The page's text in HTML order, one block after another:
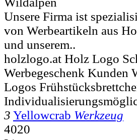
Unsere Firma ist
von Werbeartikeln aus
und unserem..
holzlogo.at Holz Logo
Werbegeschenk Kunden
Logos
3 Yellowcrab Werkzeug
4020